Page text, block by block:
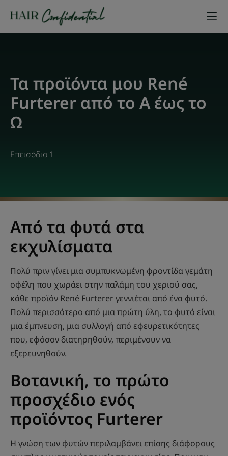
Τα προϊόντα μου René
Furterer από το Α έως το
Ω
Επεισόδιο 1
Από τα φυτά στα
εκχυλίσματα
Πολύ πριν γίνει μια συμπυκνωμένη φροντίδα γεμάτη
οφέλη που χωράει στην παλάμη του χεριού σας,
κάθε προϊόν René Furterer γεννιέται από ένα φυτό.
Πολύ περισσότερο από μια πρώτη ύλη, το φυτό είναι
μια έμπνευση, μια συλλογή από εφευρετικότητες
που, εφόσον διατηρηθούν, περιμένουν να
εξερευνηθούν.
Βοτανική, το πρώτο
προσχέδιο ενός
προϊόντος Furterer
Η γνώση των φυτών περιλαμβάνει επίσης διάφορους